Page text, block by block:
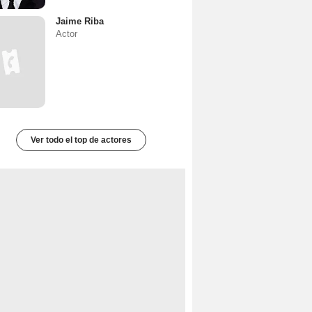
Jaime Riba
Actor
Ver todo el top de actores